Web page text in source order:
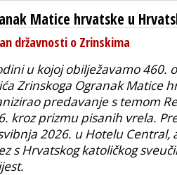
Matice hrvatske u
državnosti o Zrinskima
u kojoj obilježavamo 460.
Zrinskoga Ogranak Matice
predavanje s temom
kroz prizmu pisanih vrela.
2026. u Hotelu Central,
s Hrvatskog katoličkog